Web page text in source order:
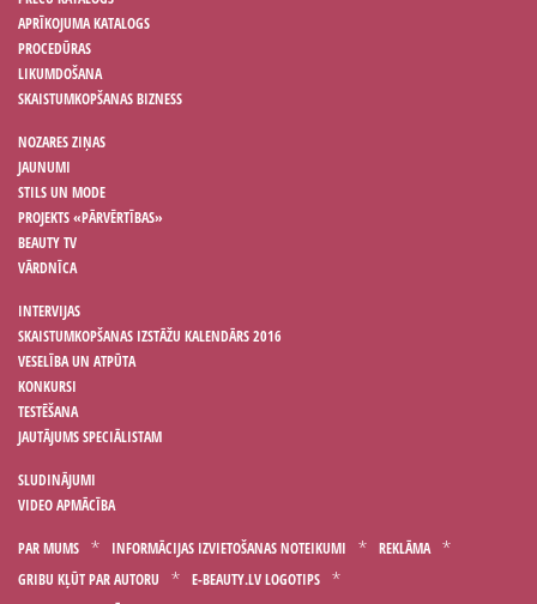
APRĪKOJUMA KATALOGS
PROCEDŪRAS
LIKUMDOŠANA
SKAISTUMKOPŠANAS BIZNESS
NOZARES ZIŅAS
JAUNUMI
STILS UN MODE
PROJEKTS «PĀRVĒRTĪBAS»
BEAUTY TV
VĀRDNĪCA
INTERVIJAS
SKAISTUMKOPŠANAS IZSTĀŽU KALENDĀRS 2016
VESELĪBA UN ATPŪTA
KONKURSI
TESTĒŠANA
JAUTĀJUMS SPECIĀLISTAM
SLUDINĀJUMI
VIDEO APMĀCĪBA
PAR MUMS INFORMĀCIJAS IZVIETOŠANAS NOTEIKUMI
REKLĀMA
GRIBU KĻŪT PAR AUTORU
E-BEAUTY.LV LOGOTIPS